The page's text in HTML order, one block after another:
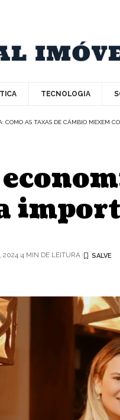
TECNOLOGIA
COMO AS TAXAS DE CÂMBIO MEXEM
2024 4 MIN DE LEITURA